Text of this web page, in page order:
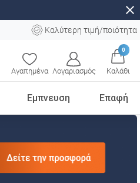
close
Καλύτερη τιμή/ποιότητα
Αγαπημένα Λογαριασμός
0
Καλάθι
Εμπνευση Επαφή